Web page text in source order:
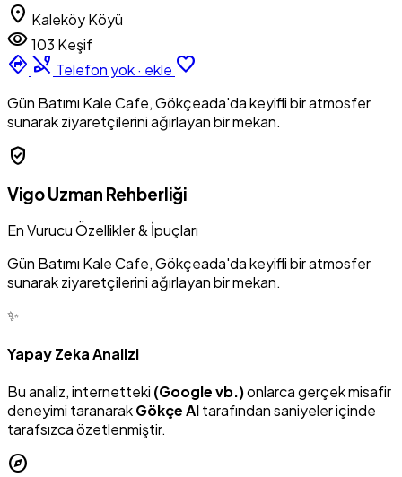
location_on Kaleköy Köyü
visibility103 Keşif
directions phone_disabled Telefon yok · ekle favorite_border
Gün Batımı Kale Cafe, Gökçeada'da keyifli bir atmosfer
sunarak ziyaretçilerini ağırlayan bir mekan.
verified_user
Vigo Uzman Rehberliği
En Vurucu Özellikler & İpuçları
Gün Batımı Kale Cafe, Gökçeada'da keyifli bir atmosfer
sunarak ziyaretçilerini ağırlayan bir mekan.
✨
Yapay Zeka Analizi
Bu analiz, internetteki (Google vb.)onlarca gerçek misafir
deneyimi taranarakGökçe AItarafından saniyeler içinde
tarafsızca özetlenmiştir.
explore